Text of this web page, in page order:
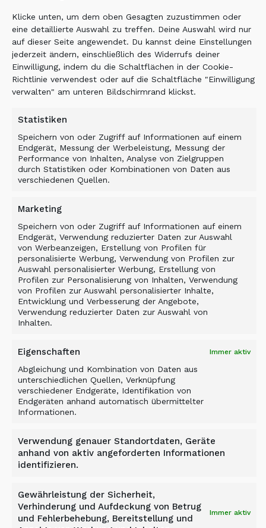
Klicke unten, um dem oben Gesagten zuzustimmen oder
eine detaillierte Auswahl zu treffen. Deine Auswahl wird nur
auf dieser Seite angewendet. Du kannst deine Einstellungen
jederzeit ändern, einschließlich des Widerrufs deiner
Einwilligung, indem du die Schaltflächen in der Cookie-
Richtlinie verwendest oder auf die Schaltfläche "Einwilligung
verwalten" am unteren Bildschirmrand klickst.
Statistiken
Speichern von oder Zugriff auf Informationen auf einem
Endgerät, Messung der Werbeleistung, Messung der
Performance von Inhalten, Analyse von Zielgruppen
durch Statistiken oder Kombinationen von Daten aus
verschiedenen Quellen.
Marketing
Speichern von oder Zugriff auf Informationen auf einem
Endgerät, Verwendung reduzierter Daten zur Auswahl
von Werbeanzeigen, Erstellung von Profilen für
personalisierte Werbung, Verwendung von Profilen zur
Auswahl personalisierter Werbung, Erstellung von
Profilen zur Personalisierung von Inhalten, Verwendung
von Profilen zur Auswahl personalisierter Inhalte,
Entwicklung und Verbesserung der Angebote,
Verwendung reduzierter Daten zur Auswahl von
Inhalten.
Eigenschaften Immer aktiv
Abgleichung und Kombination von Daten aus
unterschiedlichen Quellen, Verknüpfung
verschiedener Endgeräte, Identifikation von
Endgeräten anhand automatisch übermittelter
Informationen.
Verwendung genauer Standortdaten, Geräte
anhand von aktiv angeforderten Informationen
identifizieren.
Gewährleistung der Sicherheit,
Verhinderung und Aufdeckung von Betrug
und Fehlerbehebung, Bereitstellung und
Immer aktiv
Fallstudie
UNTERGRUND ZUM
TRAGFÄHIGEN FUNDAMENT:
ALLU PMX IM XIANGJIANG
RIVERSIDE SPORTS PARK